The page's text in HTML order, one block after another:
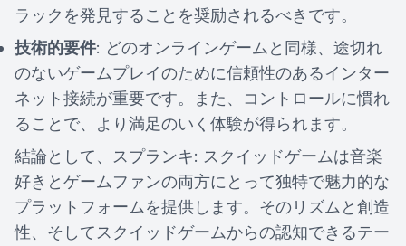
ラックを発見することを奨励されるべきです。
技術的要件: どのオンラインゲームと同様、途切れ
のないゲームプレイのために信頼性のあるインター
ネット接続が重要です。また、コントロールに慣れ
ることで、より満足のいく体験が得られます。
結論として、スプランキ: スクイッドゲームは音楽
好きとゲームファンの両方にとって独特で魅力的な
プラットフォームを提供します。そのリズムと創造
性、そしてスクイッドゲームからの認知できるテー